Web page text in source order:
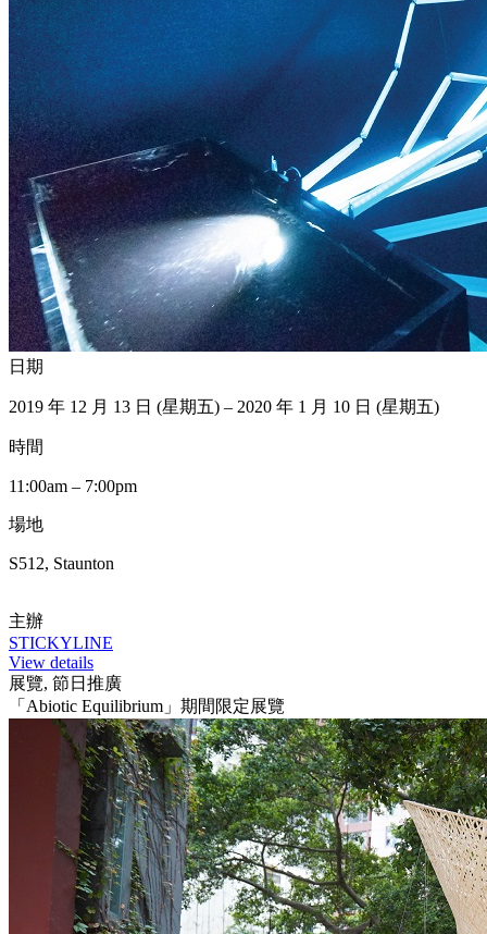
日期
2019 年 12 月 13 日 (星期五) – 2020 年 1 月 10 日 (星期五)
時間
11:00am – 7:00pm
場地
S512, Staunton
主辦
STICKYLINE
View details
展覽, 節日推廣
「Abiotic Equilibrium」期間限定展覽